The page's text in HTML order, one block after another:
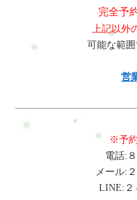
ビューティー…予約可・
料金やコースが違います。
!important;}.ui-datepicker-
month{height:2em
span.del{display:none
ールアドレス必須お問い
っては回答できない場合も
ださい。プライバシーポリ
容の確認に進んでください
がります。日常生活にも影
どうなる肩こりや腰痛を放
性的な疲労へと発展するこ
上げて姿勢を整える ・肩
す。整体で出来ること整体
盤、股関節まで全体のバラ
や肩甲挙筋、小胸筋をゆる
さらに骨盤や下半身の調整
ます。当サロンでは料理研
完全予
上記以外
可能な範囲
営
※予
電話:
メール:
LINE:２